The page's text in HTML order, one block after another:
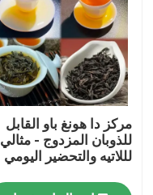
مركز دا هونغ باو القابل
للذوبان المزدوج - مثالي
لللاتيه والتحضير اليومي